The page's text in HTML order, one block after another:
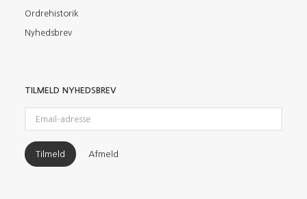
Ordrehistorik
Nyhedsbrev
TILMELD NYHEDSBREV
adresse
Tilmeld Afmeld